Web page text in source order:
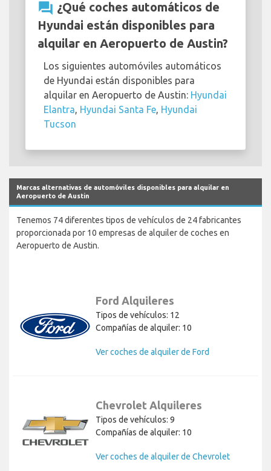
question_answer ¿Qué coches automáticos de
Hyundai están disponibles para
alquilar en Aeropuerto de Austin?
Los siguientes automóviles automáticos
de Hyundai están disponibles para
alquilar en Aeropuerto de Austin: Hyundai
Elantra, Hyundai Santa Fe, Hyundai
Tucson
Marcas alternativas de automóviles disponibles para alquilar en
Aeropuerto de Austin
Tenemos 74 diferentes tipos de vehículos de 24 fabricantes
proporcionada por 10 empresas de alquiler de coches en
Aeropuerto de Austin.
Ford Alquileres
Tipos de vehículos: 12
Compañías de alquiler: 10
Ver coches de alquiler de Ford
Chevrolet Alquileres
Tipos de vehículos: 9
Compañías de alquiler: 10
Ver coches de alquiler de Chevrolet